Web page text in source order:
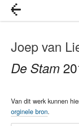
Joep van
De Stam
Van dit werk kunnen
orginele bron.